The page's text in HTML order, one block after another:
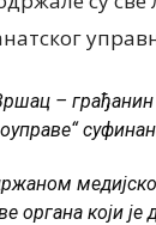
–
органа који је